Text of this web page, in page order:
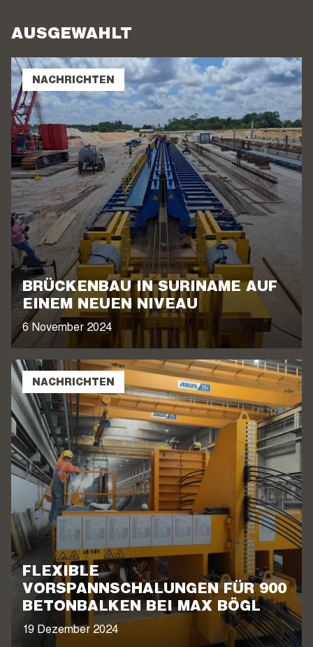
AUSGEWÄHLT
NACHRICHTEN
BRÜCKENBAU IN SURINAME AUF
EINEM NEUEN NIVEAU
6 November 2024
NACHRICHTEN
FLEXIBLE
VORSPANNSCHALUNGEN FÜR 900
BETONBALKEN BEI MAX BÖGL
19 Dezember 2024